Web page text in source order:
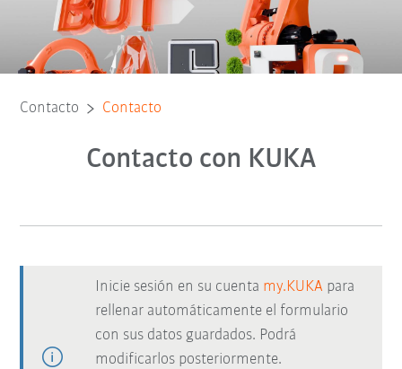
Contacto Contacto
Contacto con KUKA
Inicie sesión en su cuenta my.KUKA para
rellenar automáticamente el formulario
con sus datos guardados. Podrá
modificarlos posteriormente.